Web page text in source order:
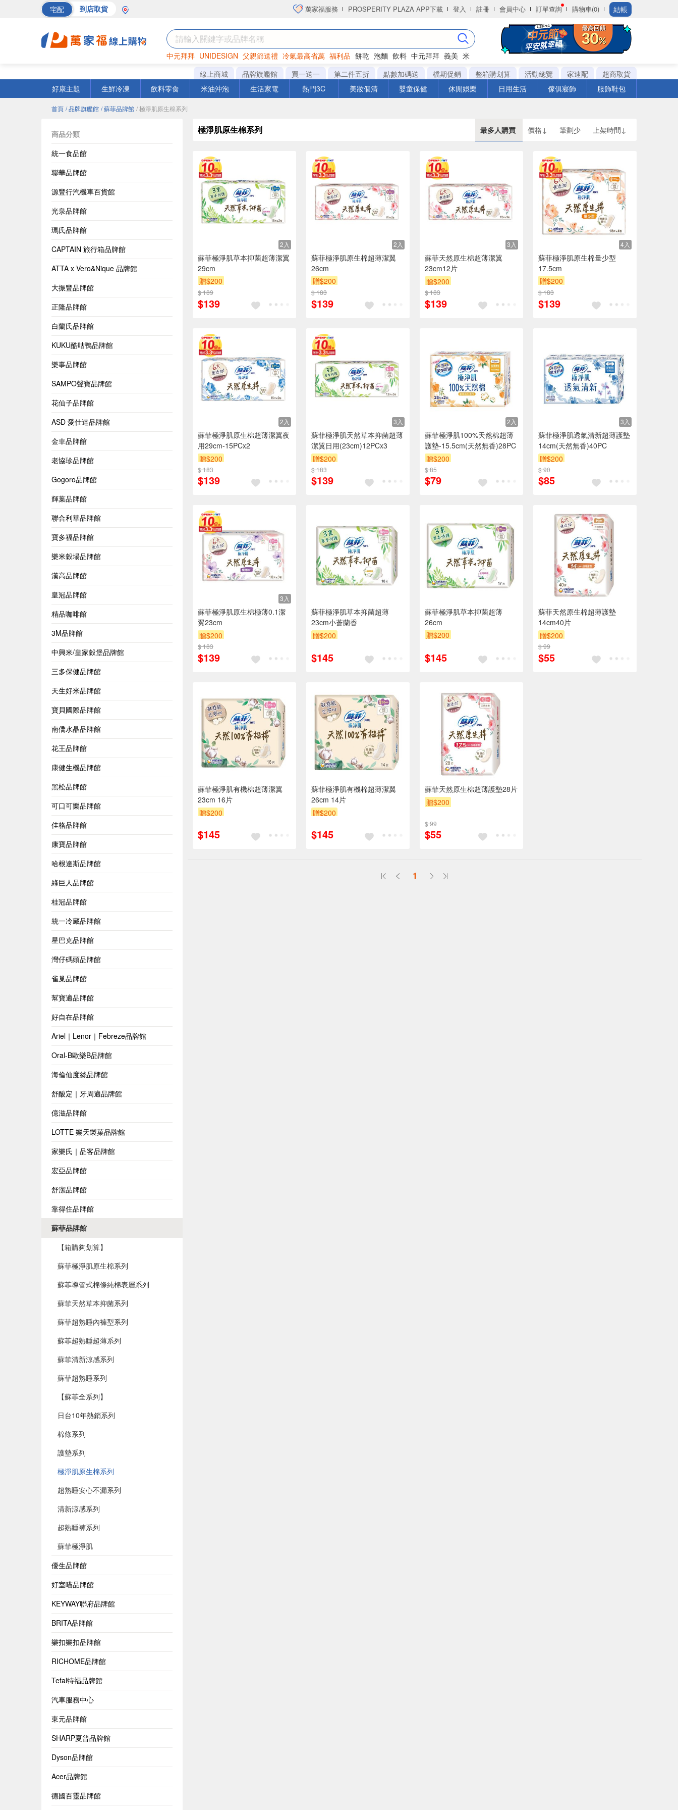
宅配 到店取貨 萬家福服務 PROSPERITY PLAZA APP下載 登入 註冊 會員中心 訂單查詢 購物車(0) 結帳
中元拜拜 UNIDESIGN 父親節送禮 冷氣最高省萬 福利品 餅乾 泡麵 飲料 中元拜拜 義美 米
罐頭 海苔 洋芋片
線上商城 品牌旗艦館 買一送一 第二件五折 點數加碼送 檔期促銷 整箱購划算 活動總覽 家速配
超商取貨
好康主題
生鮮冷凍 飲料零食 米油沖泡 生活家電 熱門3C 美妝個清 嬰童保健 休閒娛樂 日用生活 傢俱寢飾 服飾鞋包
首頁 / 品牌旗艦館 / 蘇菲品牌館 / 極淨肌原生棉系列
商品分類
統一食品館
聯華品牌館
源豐行汽機車百貨館
光泉品牌館
瑪氏品牌館
CAPTAIN 旅行箱品牌館
ATTA x Vero&Nique 品牌館
大振豐品牌館
正隆品牌館
白蘭氏品牌館
KUKU酷咕鴨品牌館
樂事品牌館
SAMPO聲寶品牌館
花仙子品牌館
ASD 愛仕達品牌館
金車品牌館
老協珍品牌館
Gogoro品牌館
輝葉品牌館
聯合利華品牌館
寶多福品牌館
樂米穀場品牌館
漢高品牌館
皇冠品牌館
精品咖啡館
3M品牌館
中興米/皇家穀堡品牌館
三多保健品牌館
天生好米品牌館
寶貝國際品牌館
南僑水晶品牌館
花王品牌館
康健生機品牌館
黑松品牌館
可口可樂品牌館
佳格品牌館
康寶品牌館
哈根達斯品牌館
綠巨人品牌館
桂冠品牌館
統一冷藏品牌館
星巴克品牌館
灣仔碼頭品牌館
雀巢品牌館
幫寶適品牌館
好自在品牌館
Ariel｜Lenor｜Febreze品牌館
Oral-B歐樂B品牌館
海倫仙度絲品牌館
舒酸定｜牙周適品牌館
億滋品牌館
LOTTE 樂天製菓品牌館
家樂氏｜品客品牌館
宏亞品牌館
舒潔品牌館
靠得住品牌館
蘇菲品牌館
【箱購夠划算】
蘇菲極淨肌原生棉系列
蘇菲導管式棉條純棉表層系列
蘇菲天然草本抑菌系列
蘇菲超熟睡內褲型系列
蘇菲超熟睡超薄系列
蘇菲清新涼感系列
蘇菲超熟睡系列
【蘇菲全系列】
日台10年熱銷系列
棉條系列
護墊系列
極淨肌原生棉系列
超熟睡安心不漏系列
清新涼感系列
超熟睡褲系列
蘇菲極淨肌
優生品牌館
好室喵品牌館
KEYWAY聯府品牌館
BRITA品牌館
樂扣樂扣品牌館
RICHOME品牌館
Tefal特福品牌館
汽車服務中心
東元品牌館
SHARP夏普品牌館
Dyson品牌館
Acer品牌館
德國百靈品牌館
極淨肌原生棉系列 最多人購買 價格↓ 筆劃少 上架時間↓
2入
蘇菲極淨肌草本抑菌超薄潔翼
29cm
贈$200
$ 189
$139
2入
蘇菲極淨肌原生棉超薄潔翼
26cm
贈$200
$ 183
$139
3入
蘇菲天然原生棉超薄潔翼
23cm12片
贈$200
$ 183
$139
4入
蘇菲極淨肌原生棉量少型
17.5cm
贈$200
$ 183
$139
2入
蘇菲極淨肌原生棉超薄潔翼夜
用29cm-15PCx2
贈$200
$ 183
$139
3入
蘇菲極淨肌天然草本抑菌超薄
潔翼日用(23cm)12PCx3
贈$200
$ 183
$139
2入
蘇菲極淨肌100%天然棉超薄
護墊-15.5cm(天然無香)28PC
贈$200
$ 85
$79
3入
蘇菲極淨肌透氣清新超薄護墊
14cm(天然無香)40PC
贈$200
$ 90
$85
3入
蘇菲極淨肌原生棉極薄0.1潔
翼23cm
贈$200
$ 183
$139
蘇菲極淨肌草本抑菌超薄
23cm小蒼蘭香
贈$200
$145
蘇菲極淨肌草本抑菌超薄
26cm
贈$200
$145
蘇菲天然原生棉超薄護墊
14cm40片
贈$200
$ 99
$55
蘇菲極淨肌有機棉超薄潔翼
23cm 16片
贈$200
$145
蘇菲極淨肌有機棉超薄潔翼
26cm 14片
贈$200
$145
蘇菲天然原生棉超薄護墊28片
贈$200
$ 99
$55
1